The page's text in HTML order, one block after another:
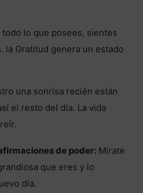
lo que posees, sientes
la Gratitud genera un estado
una sonrisa recién están
el resto del día. La vida
de poder: Mírate
que eres y lo
día.